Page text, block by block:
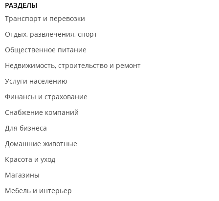
РАЗДЕЛЫ
Транспорт и перевозки
Отдых, развлечения, спорт
Общественное питание
Недвижимость, строительство и ремонт
Услуги населению
Финансы и страхование
Снабжение компаний
Для бизнеса
Домашние животные
Красота и уход
Магазины
Мебель и интерьер